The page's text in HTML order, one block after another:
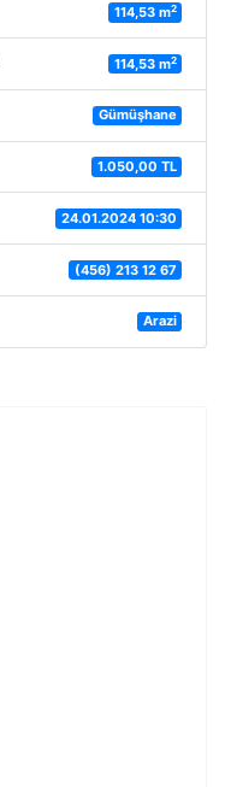
114,53 m2
114,53 m2
Gümüşhane
1.050,00 TL
24.01.2024 10:30
(456) 213 12 67
Arazi